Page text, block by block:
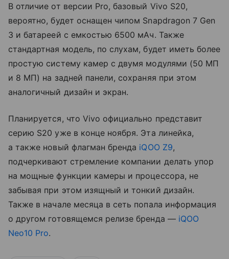
В отличие от версии Pro, базовый Vivo S20,
вероятно, будет оснащен чипом Snapdragon 7 Gen
3 и батареей с емкостью 6500 мАч. Также
стандартная модель, по слухам, будет иметь более
простую систему камер с двумя модулями (50 МП
и 8 МП) на задней панели, сохраняя при этом
аналогичный дизайн и экран.
Планируется, что Vivo официально представит
серию S20 уже в конце ноября. Эта линейка,
а также новый флагман бренда iQOO Z9,
подчеркивают стремление компании делать упор
на мощные функции камеры и процессора, не
забывая при этом изящный и тонкий дизайн.
Также в начале месяца в сеть попала информация
о другом готовящемся релизе бренда — iQOO
Neo10 Pro.